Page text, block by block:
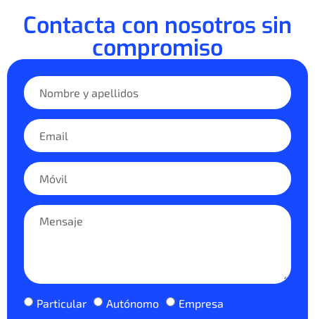
Contacta con nosotros sin
compromiso
Particular Autónomo Empresa